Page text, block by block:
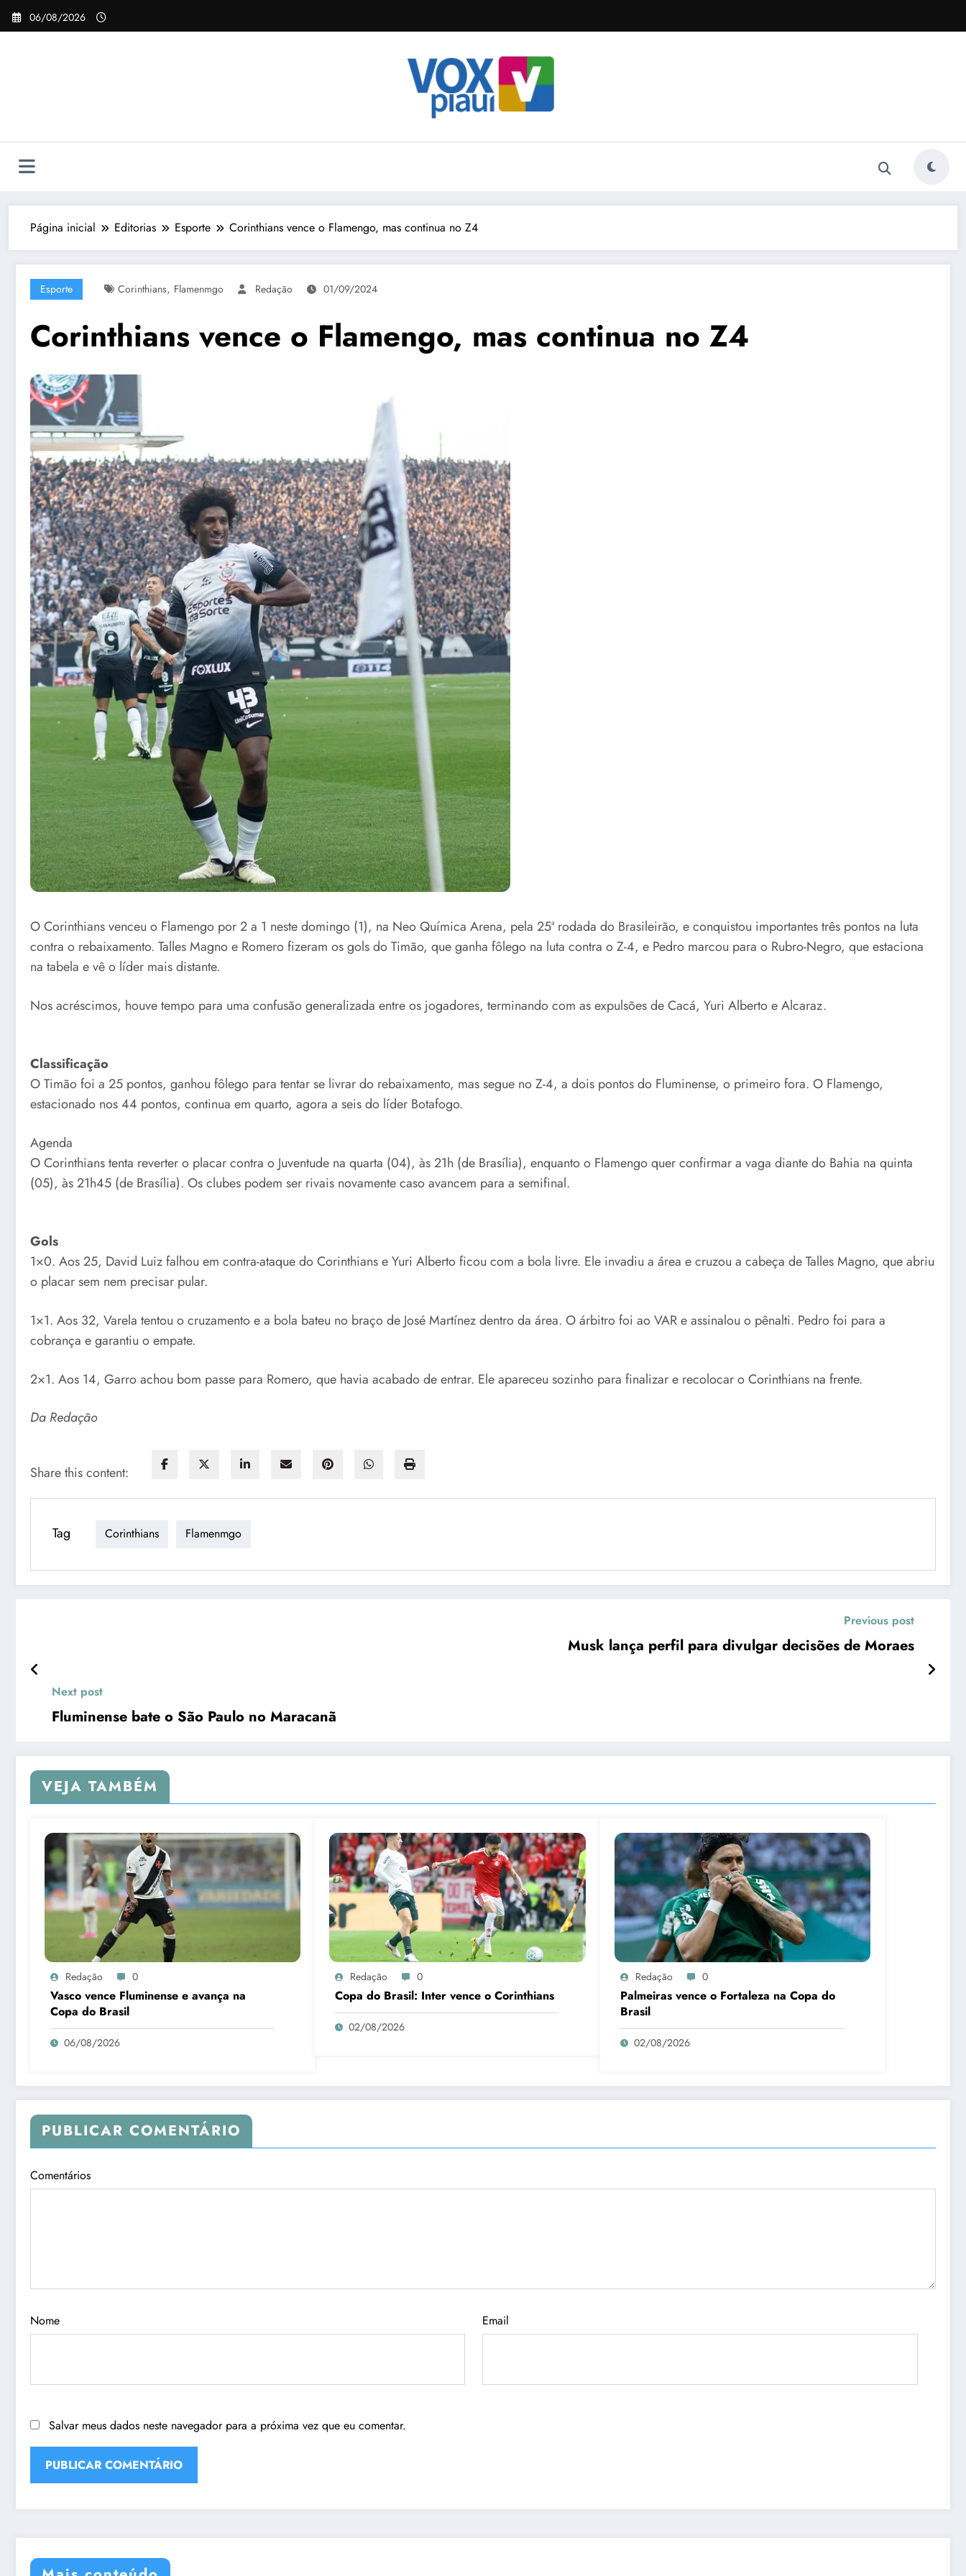
Pular
para
06/08/2026
Página inicial Editorias Esporte Corinthians vence o Flamengo, mas continua no Z4
Esporte Corinthians, Flamenmgo Redação 01/09/2024
Corinthians vence o Flamengo, mas continua no Z4
O Corinthians venceu o Flamengo por 2 a 1 neste domingo (1), na Neo Química Arena, pela 25ª rodada do Brasileirão, e conquistou importantes três pontos na luta
contra o rebaixamento. Talles Magno e Romero fizeram os gols do Timão, que ganha fôlego na luta contra o Z-4, e Pedro marcou para o Rubro-Negro, que estaciona
na tabela e vê o líder mais distante.
Nos acréscimos, houve tempo para uma confusão generalizada entre os jogadores, terminando com as expulsões de Cacá, Yuri Alberto e Alcaraz.
Classificação
O Timão foi a 25 pontos, ganhou fôlego para tentar se livrar do rebaixamento, mas segue no Z-4, a dois pontos do Fluminense, o primeiro fora. O Flamengo,
estacionado nos 44 pontos, continua em quarto, agora a seis do líder Botafogo.
Agenda
O Corinthians tenta reverter o placar contra o Juventude na quarta (04), às 21h (de Brasília), enquanto o Flamengo quer confirmar a vaga diante do Bahia na quinta
(05), às 21h45 (de Brasília). Os clubes podem ser rivais novamente caso avancem para a semifinal.
Gols
1×0. Aos 25, David Luiz falhou em contra-ataque do Corinthians e Yuri Alberto ficou com a bola livre. Ele invadiu a área e cruzou a cabeça de Talles Magno, que abriu
o placar sem nem precisar pular.
1×1. Aos 32, Varela tentou o cruzamento e a bola bateu no braço de José Martínez dentro da área. O árbitro foi ao VAR e assinalou o pênalti. Pedro foi para a
cobrança e garantiu o empate.
2×1. Aos 14, Garro achou bom passe para Romero, que havia acabado de entrar. Ele apareceu sozinho para finalizar e recolocar o Corinthians na frente.
Da Redação
Share this content:
Tag Corinthians Flamenmgo
Previous post
Musk lança perfil para divulgar decisões de Moraes
Next post
Fluminense bate o São Paulo no Maracanã
VEJA TAMBÉM
Redação 0
Vasco vence Fluminense e avança na
Copa do Brasil
06/08/2026
Redação 0
Copa do Brasil: Inter vence o Corinthians
02/08/2026
Redação 0
Palmeiras vence o Fortaleza na Copa do
Brasil
02/08/2026
PUBLICAR COMENTÁRIO
Comentários
Nome Email
Salvar meus dados neste navegador para a próxima vez que eu comentar.